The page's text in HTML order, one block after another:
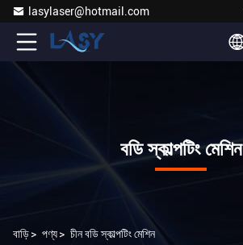
lasylaser@hotmail.com
বডি স্কাল্পটিং মেশিন
বাড়ি> পণ্য> চীন বডি স্কাল্পটিং মেশিন